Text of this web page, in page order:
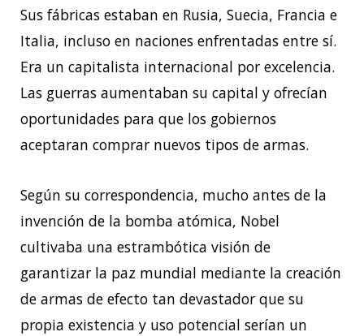
Sus fábricas estaban en Rusia, Suecia, Francia e
Italia, incluso en naciones enfrentadas entre sí.
Era un capitalista internacional por excelencia.
Las guerras aumentaban su capital y ofrecían
oportunidades para que los gobiernos
aceptaran comprar nuevos tipos de armas.
Según su correspondencia, mucho antes de la
invención de la bomba atómica, Nobel
cultivaba una estrambótica visión de
garantizar la paz mundial mediante la creación
de armas de efecto tan devastador que su
propia existencia y uso potencial serían un